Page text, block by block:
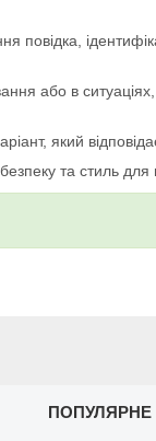
повідка,
або в
який
та стиль для
ПОПУЛЯРНЕ